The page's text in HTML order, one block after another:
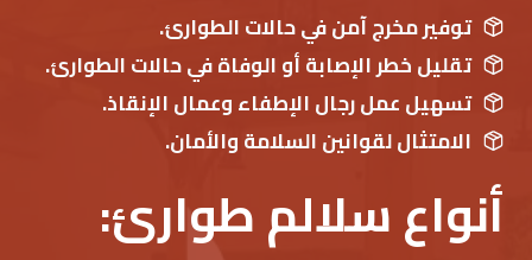
توفير مخرج آمن في حالات الطوارئ.
تقليل خطر الإصابة أو الوفاة في حالات الطوارئ.
تسهيل عمل رجال الإطفاء وعمال الإنقاذ.
الامتثال لقوانين السلامة والأمان.
أنواع سلالم طوارئ: